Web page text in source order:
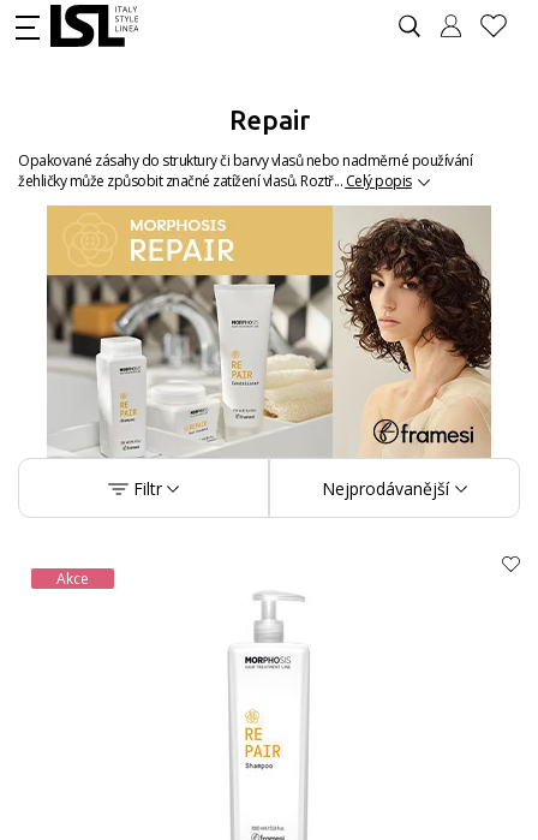
Repair
Opakované zásahy do struktury či barvy vlasů nebo nadměrné používání
žehličky může způsobit značné zatížení vlasů. Roztř... Celý popis
Filtr Nejprodávanější
Akce